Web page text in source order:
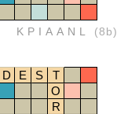
KPIAANL (8b)
D E S
T
O
R